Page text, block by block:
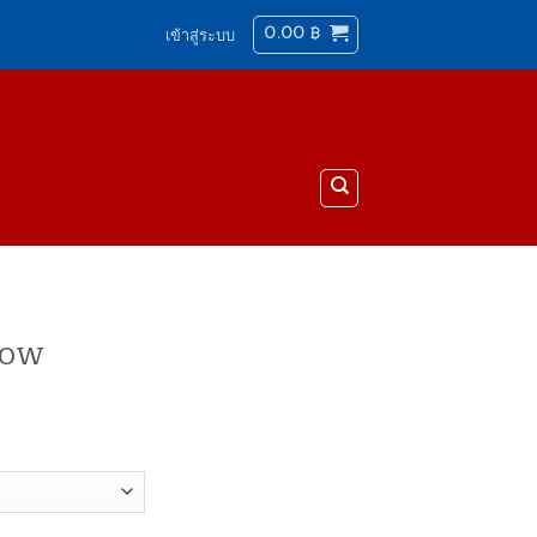
เข้าสู่ระบบ 0.00฿